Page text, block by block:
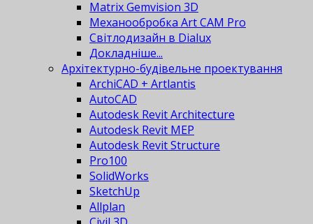
Matrix Gemvision 3D
Механообробка Art CAM Pro
Світлодизайн в Dialux
Докладніше...
Архітектурно-будівельне проектування
ArchiCAD + Artlantis
AutoCAD
Autodesk Revit Architecture
Autodesk Revit MEP
Autodesk Revit Structure
Pro100
SolidWorks
SketchUp
Allplan